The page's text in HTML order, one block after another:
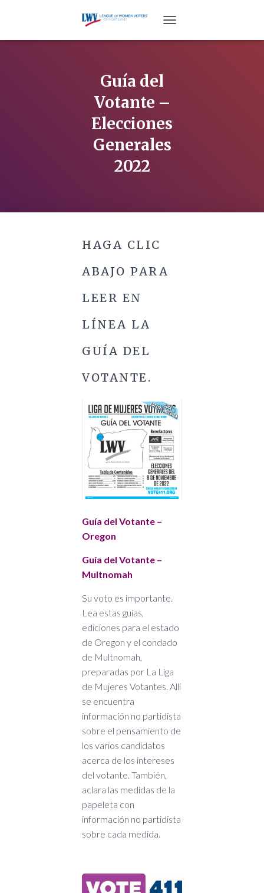
Guía del
Votante –
Elecciones
Generales
2022
HAGA CLIC
ABAJO PARA
LEER EN
LÍNEA LA
GUÍA DEL
VOTANTE.
Guía del Votante –
Oregon
Guía del Votante –
Multnomah
Su voto es importante.
Lea estas guías,
ediciones para el estado
de Oregon y el condado
de Multnomah,
preparadas por La Liga
de Mujeres Votantes. Allí
se encuentra
información no partidista
sobre el pensamiento de
los varios candidatos
acerca de los intereses
del votante. También,
aclara las medidas de la
papeleta con
información no partidista
sobre cada medida.